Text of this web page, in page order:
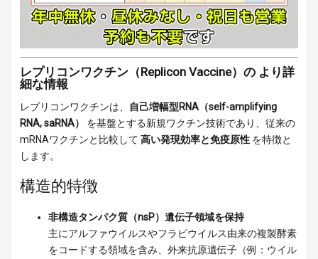
レプリコンワクチン（Replicon Vaccine）の より詳
細な情報
レプリコンワクチンは、
自己増幅型RNA（self-amplifying
RNA, saRNA）
を基盤とする新規ワクチン技術であり、従来の
mRNAワクチンと比較して 高い発現効率と免疫原性 を特徴と
します。
構造的特徴
非構造タンパク質（nsP）遺伝子領域を保持
主にアルファウイルスやフラビウイルス由来の複製酵素
をコードする領域を含み、外来抗原遺伝子（例：ウイル